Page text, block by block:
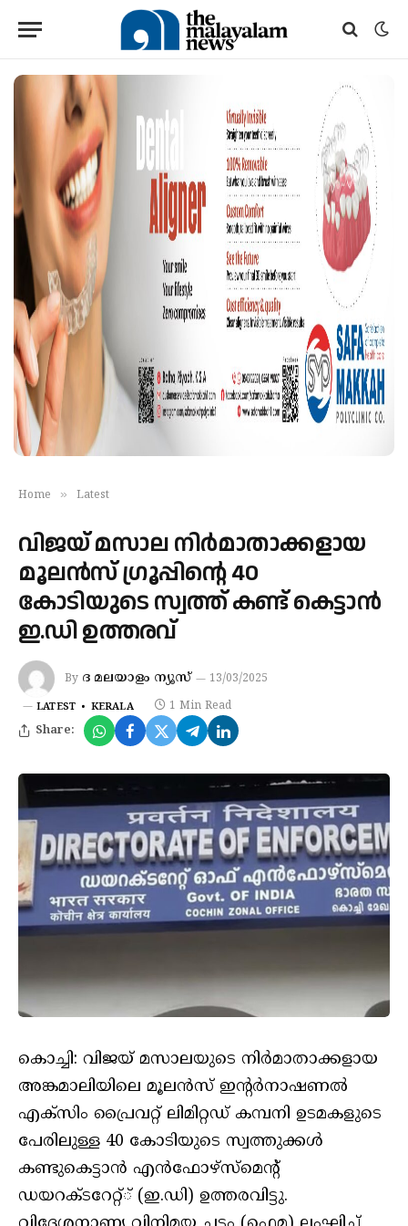
Home » Latest
വിജയ് മസാല നിര്‍മാതാക്കളായ
മൂലന്‍സ് ഗ്രൂപ്പിന്റെ 40
കോടിയുടെ സ്വത്ത് കണ്ട് കെട്ടാന്‍
ഇ.ഡി ഉത്തരവ്
By ദ മലയാളം ന്യൂസ് 13/03/2025
LATEST KERALA 1 Min Read
Share:
കൊച്ചി: വിജയ് മസാലയുടെ നിര്‍മാതാക്കളായ
അങ്കമാലിയിലെ മൂലൻസ് ഇന്റര്‍നാഷണല്‍
എക്‌സിം പ്രൈവറ്റ് ലിമിറ്റഡ് കമ്പനി ഉടമകളുടെ
പേരിലുള്ള 40 കോടിയുടെ സ്വത്തുക്കള്‍
കണ്ടുകെട്ടാന്‍ എന്‍ഫോഴ്‌സ്‌മെന്റ്
ഡയറക്ടറേറ്റ്് (ഇ.ഡി) ഉത്തരവിട്ടു.